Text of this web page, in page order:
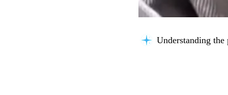
Understanding the